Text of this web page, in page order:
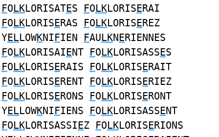
FOLKLORISATES FOLKLORISERAI
FOLKLORISERAS FOLKLORISEREZ
YELLOWKNIFIEN FAULKNERIENNES
FOLKLORISAIENT FOLKLORISASSES
FOLKLORISERAIS FOLKLORISERAIT
FOLKLORISERENT FOLKLORISERIEZ
FOLKLORISERONS FOLKLORISERONT
YELLOWKNIFIENS FOLKLORISASSENT
FOLKLORISASSIEZ FOLKLORISERIONS